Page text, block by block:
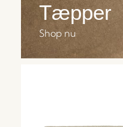
Tæpper
Shop nu